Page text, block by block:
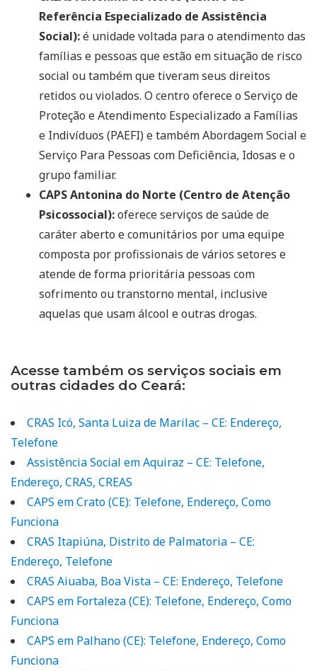
Referência Especializado de Assistência
Social):é unidade voltada para o atendimento das
famílias e pessoas que estão em situação de risco
social ou também que tiveram seus direitos
retidos ou violados. O centro oferece o Serviço de
Proteção e Atendimento Especializado a Famílias
e Indivíduos (PAEFI) e também Abordagem Social e
Serviço Para Pessoas com Deficiência, Idosas e o
grupo familiar.
CAPS Antonina do Norte (Centro de Atenção
Psicossocial):oferece serviços de saúde de
caráter aberto e comunitários por uma equipe
composta por profissionais de vários setores e
atende de forma prioritária pessoas com
sofrimento ou transtorno mental, inclusive
aquelas que usam álcool e outras drogas.
Acesse também os serviços sociais em
outras cidades do Ceará:
CRAS Icó, Santa Luiza de Marilac – CE: Endereço,
Telefone
Assistência Social em Aquiraz – CE: Telefone,
Endereço, CRAS, CREAS
CAPS em Crato (CE): Telefone, Endereço, Como
Funciona
CRAS Itapiúna, Distrito de Palmatoria – CE:
Endereço, Telefone
CRAS Aiuaba, Boa Vista – CE: Endereço, Telefone
CAPS em Fortaleza (CE): Telefone, Endereço, Como
Funciona
CAPS em Palhano (CE): Telefone, Endereço, Como
Funciona